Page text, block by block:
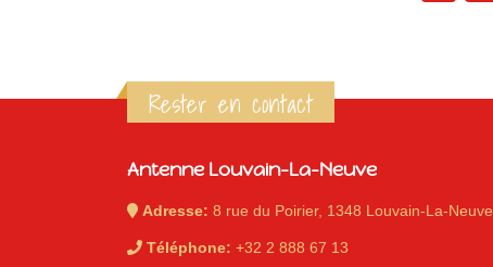
Rester en contact
Antenne Louvain-La-Neuve
Adresse: 8 rue du Poirier, 1348 Louvain-La-Neuve
Téléphone: +32 2 888 67 13